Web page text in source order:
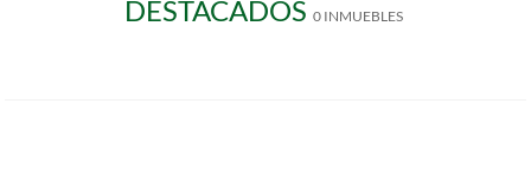
DESTACADOS 0 INMUEBLES